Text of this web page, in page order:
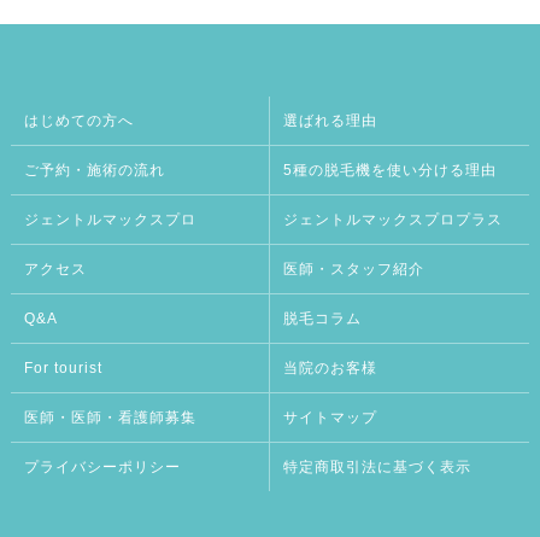
はじめての方へ 選ばれる理由
ご予約・施術の流れ 5種の脱毛機を使い分ける理由
ジェントルマックスプロ ジェントルマックスプロプラス
アクセス 医師・スタッフ紹介
Q&A 脱毛コラム
For tourist 当院のお客様
医師・医師・看護師募集 サイトマップ
プライバシーポリシー 特定商取引法に基づく表示